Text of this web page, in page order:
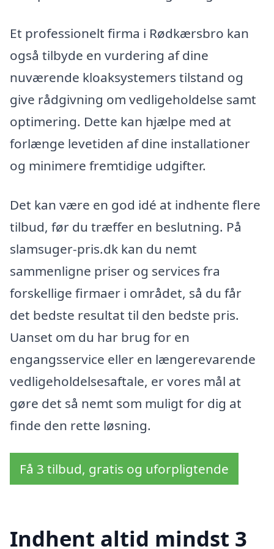
Et professionelt firma i Rødkærsbro kan
også tilbyde en vurdering af dine
nuværende kloaksystemers tilstand og
give rådgivning om vedligeholdelse samt
optimering. Dette kan hjælpe med at
forlænge levetiden af dine installationer
og minimere fremtidige udgifter.
Det kan være en god idé at indhente flere
tilbud, før du træffer en beslutning. På
slamsuger-pris.dk kan du nemt
sammenligne priser og services fra
forskellige firmaer i området, så du får
det bedste resultat til den bedste pris.
Uanset om du har brug for en
engangsservice eller en længerevarende
vedligeholdelsesaftale, er vores mål at
gøre det så nemt som muligt for dig at
finde den rette løsning.
Få 3 tilbud, gratis og uforpligtende
Indhent altid mindst 3